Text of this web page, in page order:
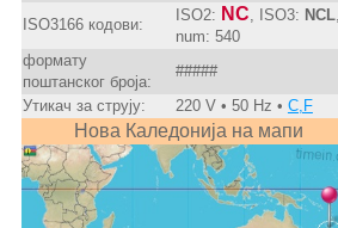
ISO3166 кодови:
ISO2: NC , ISO3: NCL,
num: 540
формату
поштанског броја:
#####
Утикач за струју:
220 V • 50 Hz • C,F
Нова Каледонија на мапи